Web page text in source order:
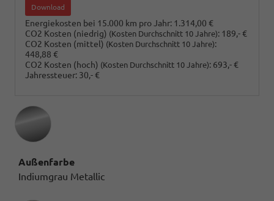
Download
Energiekosten bei 15.000 km pro Jahr: 1.314,00 €
CO2 Kosten (niedrig) (Kosten Durchschnitt 10 Jahre): 189,- €
CO2 Kosten (mittel) (Kosten Durchschnitt 10 Jahre):
448,88 €
CO2 Kosten (hoch) (Kosten Durchschnitt 10 Jahre): 693,- €
Jahressteuer: 30,- €
Außenfarbe
Indiumgrau Metallic